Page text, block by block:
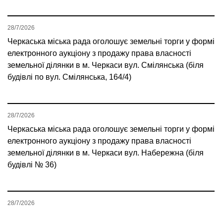
Черкаська міська рада оголошує земельні торги у формі
електронного аукціону з продажу права власності
земельної ділянки в м. Черкаси вул. Смілянська (біля
будівлі по вул. Смілянська, 164/4)
28/7/2026
Черкаська міська рада оголошує земельні торги у формі
електронного аукціону з продажу права власності
земельної ділянки в м. Черкаси вул. Набережна (біля
будівлі № 36)
28/7/2026
28/7/2026